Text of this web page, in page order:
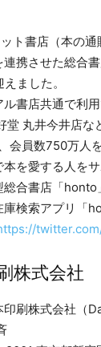
ト書店（本の
連携させた総合
ました。
ル書店共通で利
堂 丸井今井店な
会員数750万人
を愛する人をサ
総合書店「honto
庫検索アプリ「
株式会社
印刷株式会社